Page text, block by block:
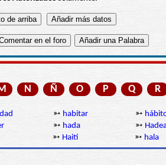
N Ñ O P Q R
➳ habitar ➳
➳ hada ➳
➳ Haití ➳ hala